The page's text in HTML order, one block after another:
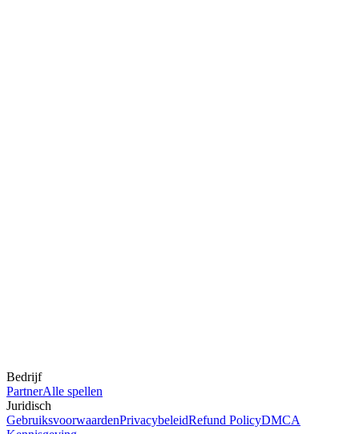
Bedrijf
PartnerAlle spellen
Juridisch
GebruiksvoorwaardenPrivacybeleidRefund PolicyDMCA